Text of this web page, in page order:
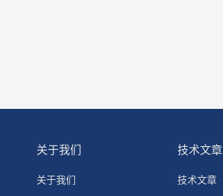
关于我们
关于我们
技术文章
技术文章